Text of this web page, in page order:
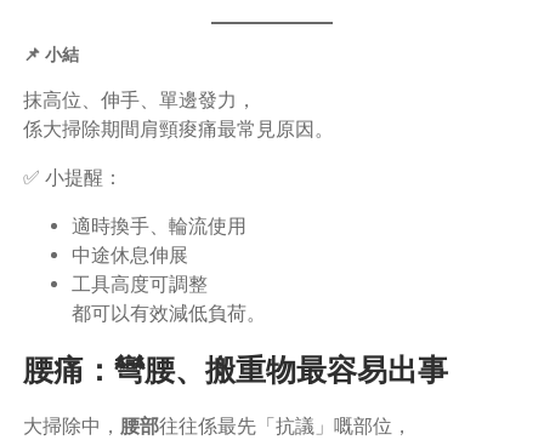
📌 小結
抹高位、伸手、單邊發力，
係大掃除期間肩頸痠痛最常見原因。
✅ 小提醒：
適時換手、輪流使用
中途休息伸展
工具高度可調整
都可以有效減低負荷。
腰痛：彎腰、搬重物最容易出事
大掃除中， 腰部往往係最先「抗議」嘅部位，